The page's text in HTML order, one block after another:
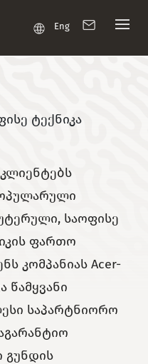
Eng
ტექნიკა
საოფისე
ფართო
კომპანიას Acer-
წამყვანი
საპარტნიორო
გუნდის